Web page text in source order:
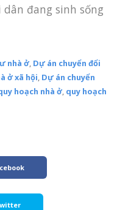
đang sinh sống
nhà ở, Dự án chuyển đổi
ở xã hội, Dự án chuyển
hoạch nhà ở, quy hoạch